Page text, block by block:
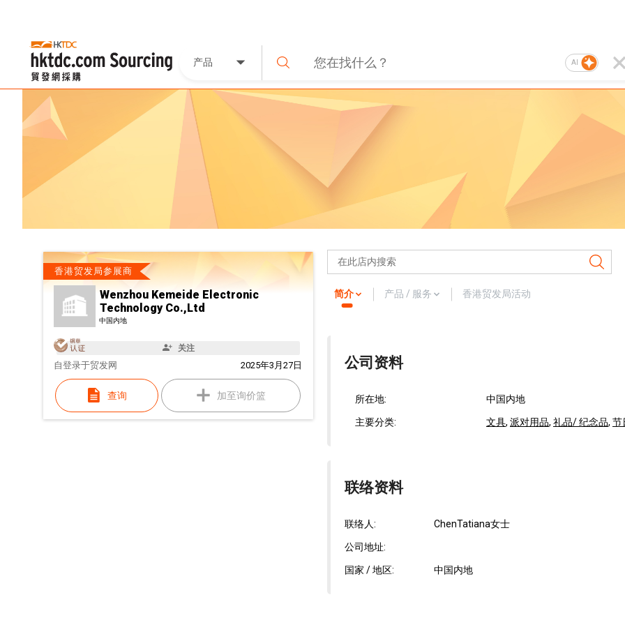
产品 AI
香港贸发局参展商
Wenzhou Kemeide Electronic
Technology Co.,Ltd
中国内地
关注
自 2025年3月27日
登录于贸发网
查询 加至询价篮
简介 产品 / 服务 香港贸发局活动
公司资料
所在地: 中国内地
主要分类: 文具, 派对用品, 礼品/ 纪念品, 节
联络资料
联络人: ChenTatiana女士
公司地址:
国家 / 地区: 中国内地